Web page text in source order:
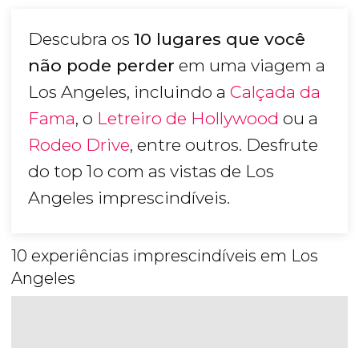
Descubra os 10 lugares que você
não pode perder em uma viagem a
Los Angeles, incluindo a Calçada da
Fama, o Letreiro de Hollywood ou a
Rodeo Drive, entre outros. Desfrute
do top 1o com as vistas de Los
Angeles imprescindíveis.
10 experiências imprescindíveis em Los
Angeles